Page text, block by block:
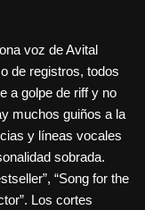
voz de Avital
de registros, todos
a golpe de riff y no
muchos guiños a la
y líneas vocales
sobrada.
“Song for the
Los cortes